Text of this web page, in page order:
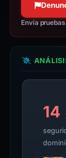
Envía
14